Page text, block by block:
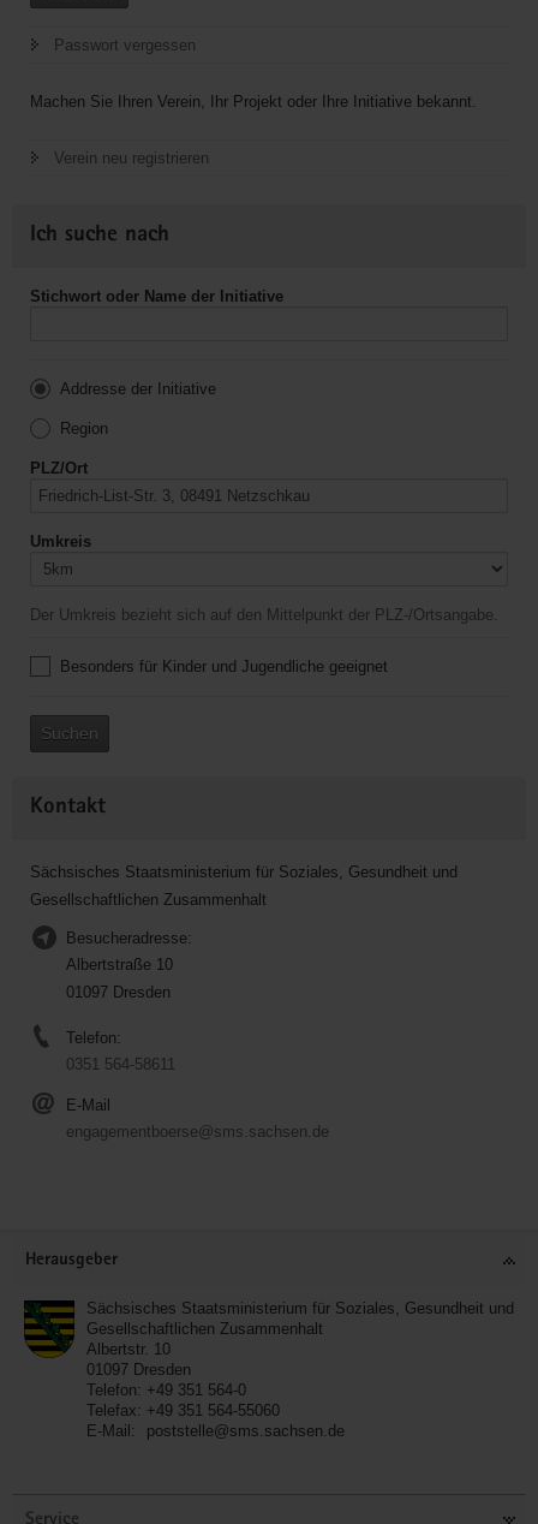
Passwort vergessen
Machen Sie Ihren Verein, Ihr Projekt oder Ihre Initiative bekannt.
Verein neu registrieren
Ich suche nach
Stichwort oder Name der Initiative
Addresse der Initiative
Region
PLZ/Ort
Umkreis
Der Umkreis bezieht sich auf den Mittelpunkt der PLZ-/Ortsangabe.
Besonders für Kinder und Jugendliche geeignet
Suchen
Kontakt
Sächsisches Staatsministerium für Soziales, Gesundheit und
Gesellschaftlichen Zusammenhalt
Besucheradresse:
Albertstraße 10
01097 Dresden
Telefon:
0351 564-58611
E-Mail
engagementboerse@sms.sachsen.de
Herausgeber
Sächsisches Staatsministerium für Soziales, Gesundheit und
Gesellschaftlichen Zusammenhalt
Albertstr. 10
01097 Dresden
Telefon: +49 351 564-0
Telefax: +49 351 564-55060
E-Mail:
poststelle@sms.sachsen.de
Service